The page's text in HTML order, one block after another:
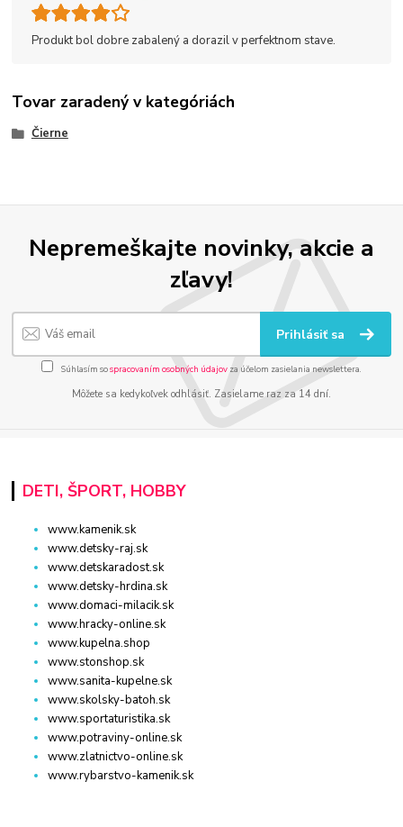
Produkt bol dobre zabalený a dorazil v perfektnom stave.
Tovar zaradený v kategóriách
Čierne
Nepremeškajte novinky, akcie a
zľavy!
Prihlásiť sa
Súhlasím sospracovaním osobných údajov za účelom zasielania newslettera.
Môžete sa kedykoľvek odhlásiť. Zasielame raz za 14 dní.
DETI, ŠPORT, HOBBY
www.kamenik.sk
www.detsky-raj.sk
www.detskaradost.sk
www.detsky-hrdina.sk
www.domaci-milacik.sk
www.hracky-online.sk
www.kupelna.shop
www.stonshop.sk
www.sanita-kupelne.sk
www.skolsky-batoh.sk
www.sportaturistika.sk
www.potraviny-online.sk
www.zlatnictvo-online.sk
www.rybarstvo-kamenik.sk